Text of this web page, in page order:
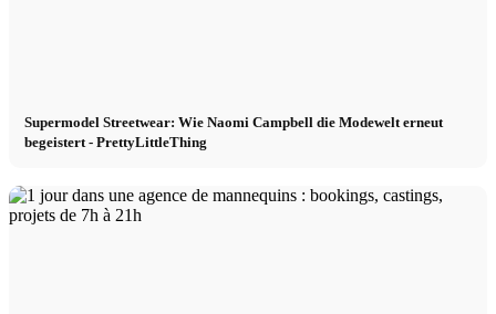
Supermodel Streetwear: Wie Naomi Campbell die Modewelt erneut
begeistert - PrettyLittleThing